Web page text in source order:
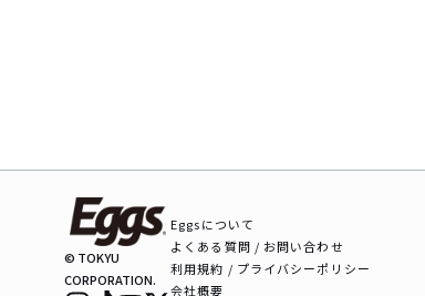
© TOKYU
CORPORATION.
Eggsについて
よくある質問 / お問い合わせ
利用規約 / プライバシーポリシー
会社概要